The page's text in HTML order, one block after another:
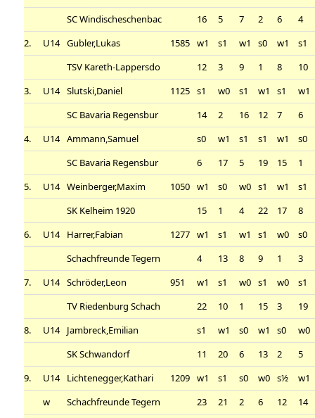
SC Windischeschenbac
16 5 7 2 6
4
2.
U14 Gubler,Lukas 1585 w1 s1 w1 s0 w1
s1
TSV Kareth-Lappersdo
12 3 9 1 8
10
3.
U14 Slutski,Daniel 1125 s1 w0 s1 w1 s1
w1
SC Bavaria Regensbur
14 2 16 12 7
6
4.
U14 Ammann,Samuel s0 w1 s1 s1 w1
s0
SC Bavaria Regensbur
6 17 5 19 15
1
5.
U14 Weinberger,Maxim 1050 w1 s0 w0 s1 w1
s1
SK Kelheim 1920
15 1 4 22 17
8
6.
U14 Harrer,Fabian 1277 w1 s1 w1 s1 w0
s0
Schachfreunde Tegern
4 13 8 9 1
3
7.
U14 Schröder,Leon 951 w1 s1 w0 s1 w0
s1
TV Riedenburg Schach
22 10 1 15 3
19
8.
U14 Jambreck,Emilian s1 w1 s0 w1 s0
w0
SK Schwandorf
11 20 6 13 2
5
9.
U14 Lichtenegger,Kathari 1209 w1 s1 s0 w0 s½
w1
w
Schachfreunde Tegern 23 21 2 6 12
14